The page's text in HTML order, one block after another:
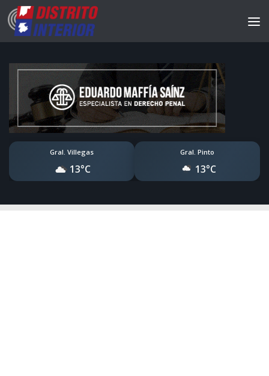
Gral. Villegas
13°C
Gral. Pinto
13°C